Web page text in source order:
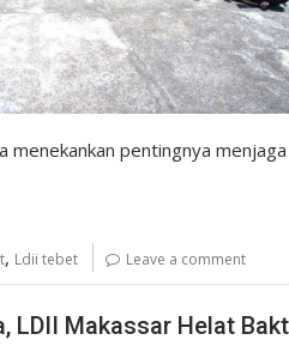
menekankan pentingnya
, Ldii tebet Leave a comment
LDII Makassar Helat